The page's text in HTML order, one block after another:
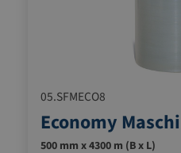
05.SFMECO8
Economy
500 mm x 4300 m (B x L)